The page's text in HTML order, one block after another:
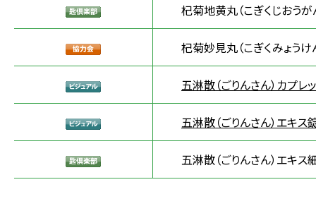
杞菊地黄丸（こぎくじおうが
杞菊妙見丸（こぎくみょうけ
五淋散（ごりんさん）カプレ
五淋散（ごりんさん）エキス
五淋散（ごりんさん）エキス